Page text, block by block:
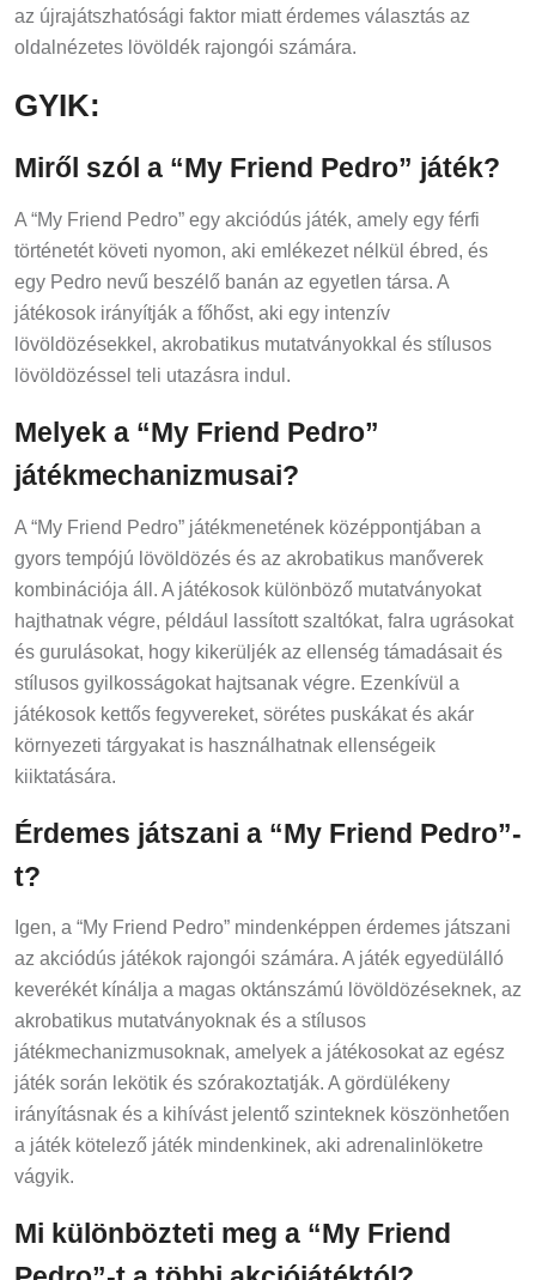
az újrajátszhatósági faktor miatt érdemes választás az
oldalnézetes lövöldék rajongói számára.
GYIK:
Miről szól a “My Friend Pedro” játék?
A “My Friend Pedro” egy akciódús játék, amely egy férfi
történetét követi nyomon, aki emlékezet nélkül ébred, és
egy Pedro nevű beszélő banán az egyetlen társa. A
játékosok irányítják a főhőst, aki egy intenzív
lövöldözésekkel, akrobatikus mutatványokkal és stílusos
lövöldözéssel teli utazásra indul.
Melyek a “My Friend Pedro”
játékmechanizmusai?
A “My Friend Pedro” játékmenetének középpontjában a
gyors tempójú lövöldözés és az akrobatikus manőverek
kombinációja áll. A játékosok különböző mutatványokat
hajthatnak végre, például lassított szaltókat, falra ugrásokat
és gurulásokat, hogy kikerüljék az ellenség támadásait és
stílusos gyilkosságokat hajtsanak végre. Ezenkívül a
játékosok kettős fegyvereket, sörétes puskákat és akár
környezeti tárgyakat is használhatnak ellenségeik
kiiktatására.
Érdemes játszani a “My Friend Pedro”-
t?
Igen, a “My Friend Pedro” mindenképpen érdemes játszani
az akciódús játékok rajongói számára. A játék egyedülálló
keverékét kínálja a magas oktánszámú lövöldözéseknek, az
akrobatikus mutatványoknak és a stílusos
játékmechanizmusoknak, amelyek a játékosokat az egész
játék során lekötik és szórakoztatják. A gördülékeny
irányításnak és a kihívást jelentő szinteknek köszönhetően
a játék kötelező játék mindenkinek, aki adrenalinlöketre
vágyik.
Mi különbözteti meg a “My Friend